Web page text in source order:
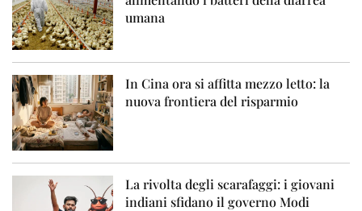
umana
In Cina ora si affitta mezzo letto: la
nuova frontiera del risparmio
La rivolta degli scarafaggi: i giovani
indiani sfidano il governo Modi